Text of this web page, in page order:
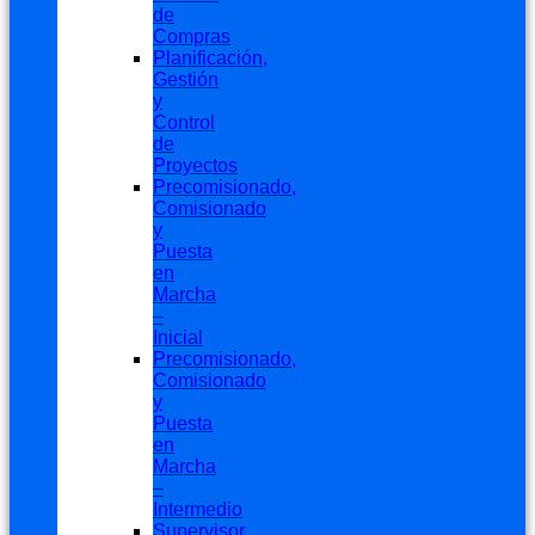
de
Compras
Planificación,
Gestión
y
Control
de
Proyectos
Precomisionado,
Comisionado
y
Puesta
en
Marcha
–
Inicial
Precomisionado,
Comisionado
y
Puesta
en
Marcha
–
Intermedio
Supervisor